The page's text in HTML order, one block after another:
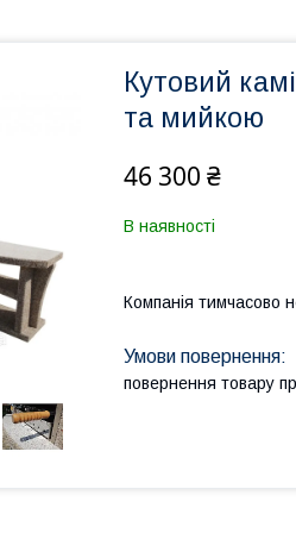
Кутовий
та мийкою
46 300 ₴
В наявності
Компанія тимчасово
повернення товару